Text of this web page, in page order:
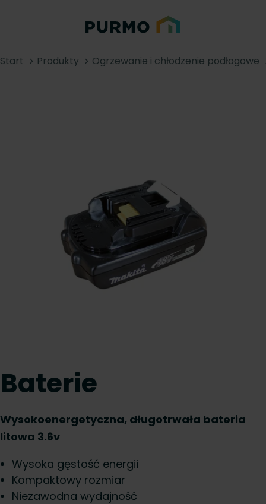
Start Produkty Ogrzewanie i chłodzenie podłogowe
Baterie
Wysokoenergetyczna, długotrwała bateria
litowa 3.6v
Wysoka gęstość energii
Kompaktowy rozmiar
Niezawodna wydajność